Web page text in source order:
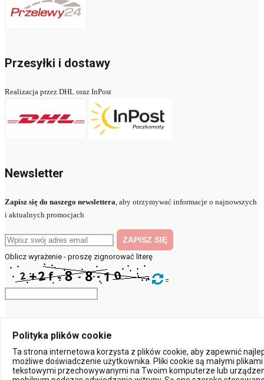
Przesyłki i dostawy
Realizacja przez DHL oraz InPost
Newsletter
Zapisz się do naszego newslettera, aby otrzymywać informacje o najnowszych
i aktualnych promocjach
Oblicz wyrażenie - proszę zignorować literę
=
Powered by:
Polityka plików cookie
Ta strona internetowa korzysta z plików cookie, aby zapewnić
możliwe doświadczenie użytkownika. Pliki cookie są małymi plikami
tekstowymi przechowywanymi na Twoim komputerze lub